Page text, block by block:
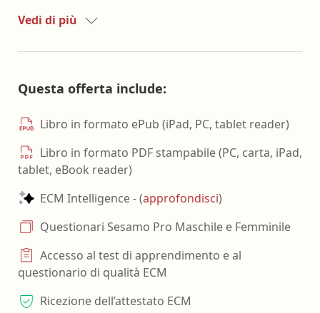
Vedi di più
Questa offerta include:
Libro in formato ePub (iPad, PC, tablet reader)
Libro in formato PDF stampabile (PC, carta, iPad,
tablet, eBook reader)
ECM Intelligence - (approfondisci)
Questionari Sesamo Pro Maschile e Femminile
Accesso al test di apprendimento e al
questionario di qualità ECM
Ricezione dell’attestato ECM